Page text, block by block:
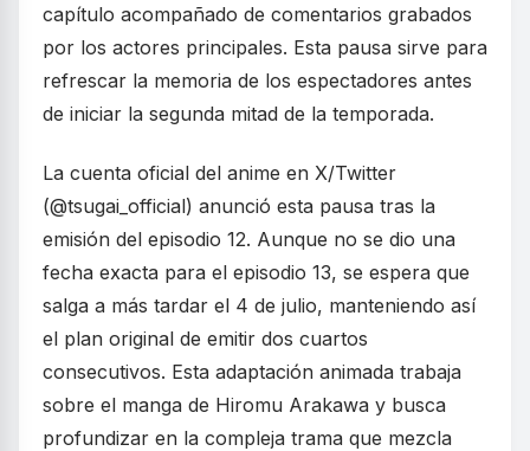
capítulo acompañado de comentarios grabados
por los actores principales. Esta pausa sirve para
refrescar la memoria de los espectadores antes
de iniciar la segunda mitad de la temporada.
La cuenta oficial del anime en X/Twitter
(@tsugai_official) anunció esta pausa tras la
emisión del episodio 12. Aunque no se dio una
fecha exacta para el episodio 13, se espera que
salga a más tardar el 4 de julio, manteniendo así
el plan original de emitir dos cuartos
consecutivos. Esta adaptación animada trabaja
sobre el manga de Hiromu Arakawa y busca
profundizar en la compleja trama que mezcla